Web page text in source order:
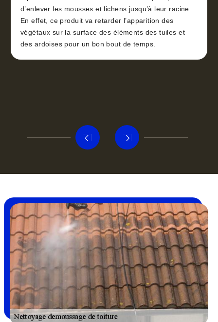
d’enlever les mousses et lichens jusqu’à leur racine.
En effet, ce produit va retarder l’apparition des
végétaux sur la surface des éléments des tuiles et
des ardoises pour un bon bout de temps.